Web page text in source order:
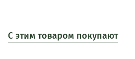
С этим товаром покупают